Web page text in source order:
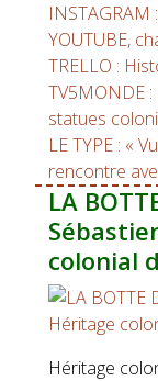
YOUTUBE,
TRELLO :
TV5MONDE
statues
LE TYPE : «
rencontre
LA
colonial
Héritage